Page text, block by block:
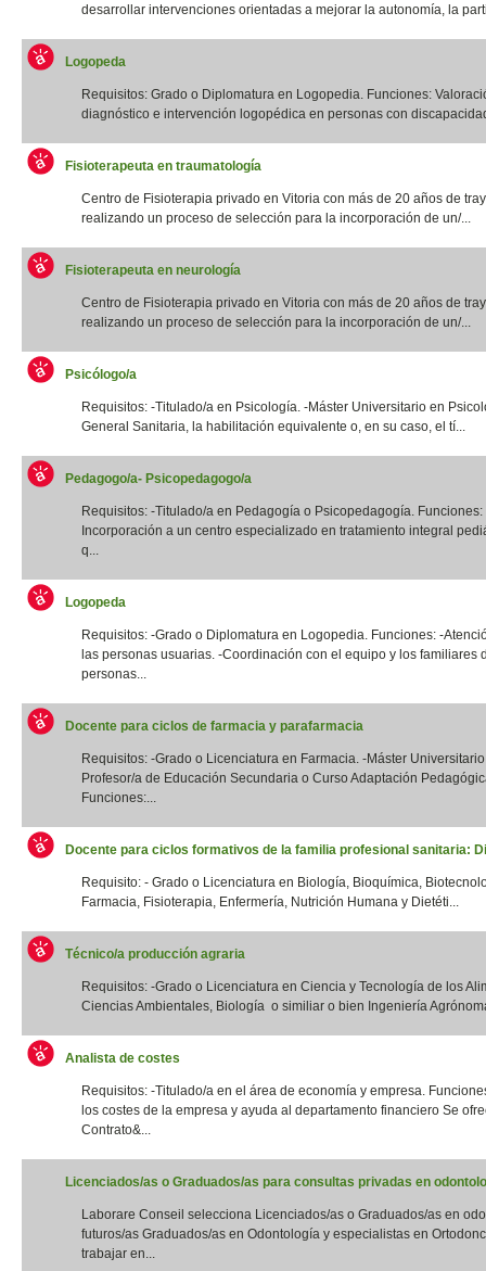
desarrollar intervenciones orientadas a mejorar la autonomía, la
Logopeda
Requisitos: Grado o Diplomatura en Logopedia. Funciones:
diagnóstico e intervención logopédica en personas con
Fisioterapeuta en traumatología
Centro de Fisioterapia privado en Vitoria con más de 20 años de
realizando un proceso de selección para la incorporación de un/...
Fisioterapeuta en neurología
Centro de Fisioterapia privado en Vitoria con más de 20 años de
realizando un proceso de selección para la incorporación de un/...
Psicólogo/a
Requisitos: -Titulado/a en Psicología. -Máster Universitario en
General Sanitaria, la habilitación equivalente o, en su caso, el tí...
Pedagogo/a- Psicopedagogo/a
Requisitos: -Titulado/a en Pedagogía o Psicopedagogía. Funciones:
Incorporación a un centro especializado en tratamiento integral
q...
Logopeda
Requisitos: -Grado o Diplomatura en Logopedia. Funciones: -
las personas usuarias. -Coordinación con el equipo y los familiares
personas...
Docente para ciclos de farmacia y parafarmacia
Requisitos: -Grado o Licenciatura en Farmacia. -Máster
Profesor/a de Educación Secundaria o Curso Adaptación
Funciones:...
Docente para ciclos formativos de la familia profesional sanitaria:
Requisito: - Grado o Licenciatura en Biología, Bioquímica,
Farmacia, Fisioterapia, Enfermería, Nutrición Humana y Dietéti...
Técnico/a producción agraria
Requisitos: -Grado o Licenciatura en Ciencia y Tecnología de los
Ciencias Ambientales, Biología o similiar o bien Ingeniería
Analista de costes
Requisitos: -Titulado/a en el área de economía y empresa.
los costes de la empresa y ayuda al departamento financiero Se
Contrato&...
Licenciados/as o Graduados/as para consultas privadas en
Laborare Conseil selecciona Licenciados/as o Graduados/as en
futuros/as Graduados/as en Odontología y especialistas en
trabajar en...